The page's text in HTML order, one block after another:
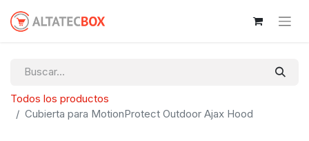
Todos los productos
Cubierta para MotionProtect Outdoor Ajax Hood